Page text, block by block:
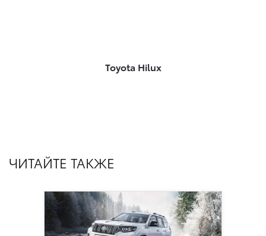
Toyota Hilux
ЧИТАЙТЕ ТАКЖЕ